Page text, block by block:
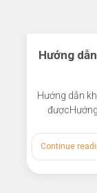
Hướng
Hướng dẫn
Continue